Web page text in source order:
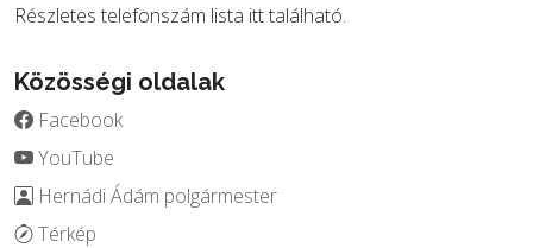
Részletes telefonszám lista itttalálható.
Közösségi oldalak
Facebook
YouTube
Hernádi Ádám polgármester
Térkép